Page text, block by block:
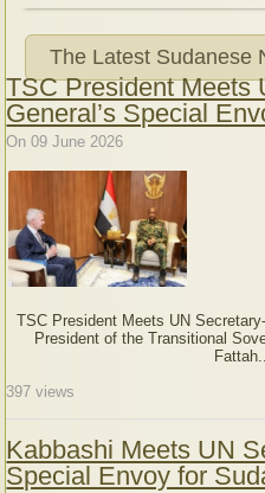
The Latest Sudanese
TSC President Meets
General’s Special
On 09 June 2026
TSC President Meets UN
President of the Transitional
397 views
Kabbashi Meets UN
Special Envoy for